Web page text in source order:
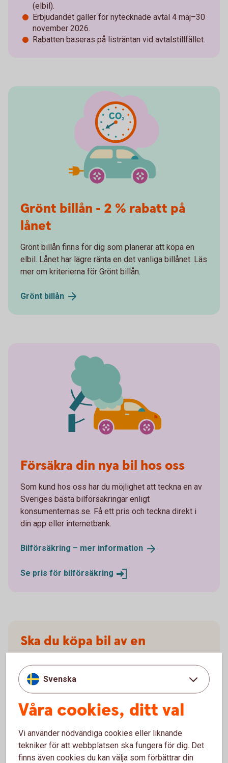
(elbil).
Erbjudandet gäller för nytecknade avtal 4 maj–30
november 2026.
Rabatten baseras på listräntan vid avtalstillfället.
Grönt billån - 2 % rabatt på
lånet
Grönt billån finns för dig som planerar att köpa en
elbil. Lånet har lägre ränta en det vanliga billånet. Läs
mer om kriterierna för Grönt billån.
Grönt billån
Försäkra din nya bil hos oss
Som kund hos oss har du möjlighet att teckna en av
Sveriges bästa bilförsäkringar enligt
konsumenternas.se. Få ett pris och teckna direkt i
din app eller internetbank.
Bilförsäkring – mer information
Se pris för bilförsäkring
Ska du köpa bil av en
privatperson?
Då kan du ansöka om ett privatlån i stället. Privatlån
Svenska
Våra cookies, ditt val
Vi använder nödvändiga cookies eller liknande
tekniker för att webbplatsen ska fungera för dig. Det
finns även cookies du kan välja som förbättrar din